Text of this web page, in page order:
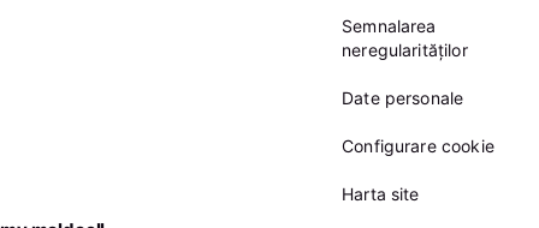
Semnalarea
neregularităților
Date personale
Configurare cookie
Harta site